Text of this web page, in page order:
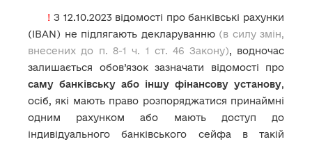
! З 12.10.2023 відомості про банківські рахунки
(IBAN) не підлягають декларуванню (в силу змін,
внесених до п. 8-1 ч. 1 ст. 46 Закону), водночас
залишається обов’язок зазначати відомості про
саму банківську або іншу фінансову установу,
осіб, які мають право розпоряджатися принаймні
одним рахунком або мають доступ до
індивідуального банківського сейфа в такій